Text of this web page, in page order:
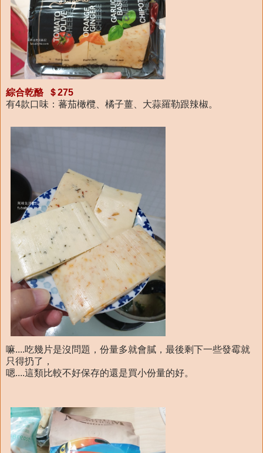
綜合乾酪 ＄275
有4款口味：蕃茄橄欖、橘子薑、大蒜羅勒跟辣椒。
嘛....吃幾片是沒問題，份量多就會膩，最後剩下一些發霉就
只得扔了，
嗯....這類比較不好保存的還是買小份量的好。